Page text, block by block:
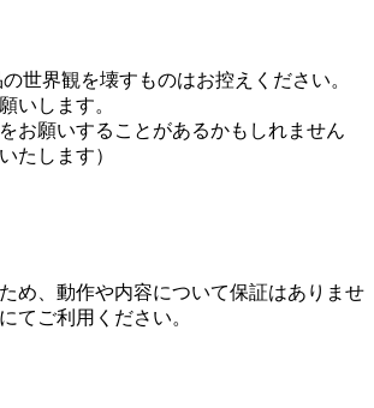
世界観を壊すものはお控えください。
いします。
お願いすることがあるかもしれません
たします）
め、動作や内容について保証はありませ
てご利用ください。